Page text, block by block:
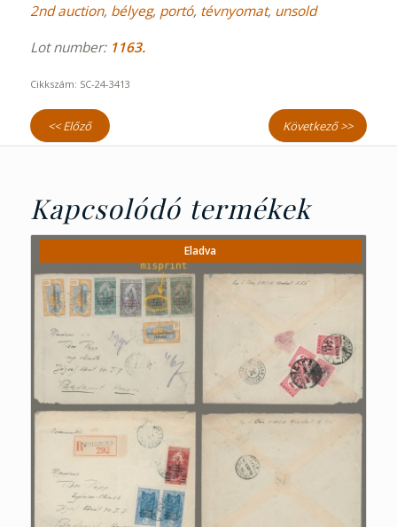
2nd auction, bélyeg, portó, tévnyomat, unsold
Lot number:1163.
Cikkszám: SC-24-3413
<< Előző Következő >>
Kapcsolódó termékek
Eladva